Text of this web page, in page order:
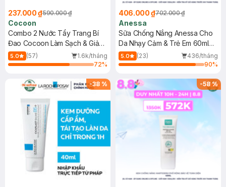
237.000 ₫590.000 ₫
Cocoon
Combo 2 Nước Tẩy Trang Bí
Đao Cocoon Làm Sạch & Giảm
Dầu 500ml
5.0 (57)
1.6k/tháng
72%
406.000 ₫702.000 ₫
Anessa
Sữa Chống Nắng Anessa Cho
Da Nhạy Cảm & Trẻ Em 60ml
(Mới)
5.0 (23)
436/tháng
90%
-38 % -58%